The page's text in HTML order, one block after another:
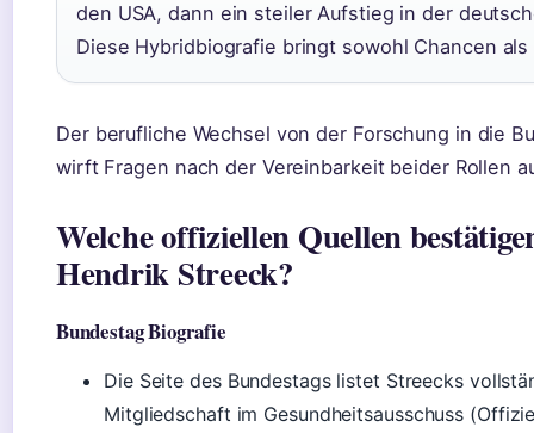
den USA, dann ein steiler Aufstieg in der
Diese Hybridbiografie bringt sowohl Chancen
Der berufliche Wechsel von der Forschung in die
wirft Fragen nach der Vereinbarkeit beider Rollen
Welche offiziellen Quellen
Hendrik Streeck?
Bundestag Biografie
Die Seite des Bundestags listet Streecks
Mitgliedschaft im Gesundheitsausschuss